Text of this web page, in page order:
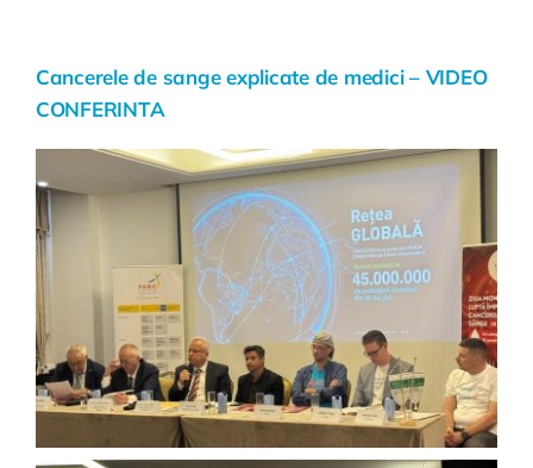
Cancerele de sange explicate de medici – VIDEO
CONFERINTA